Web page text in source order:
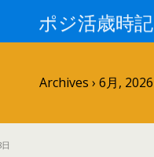
ポジ活歳時記
Archives › 6月, 2026